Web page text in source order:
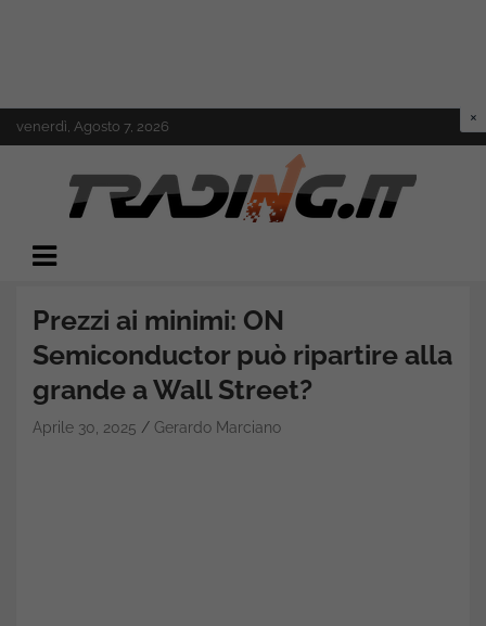
to
venerdì, Agosto 7, 2026
Trading.it
Prezzi ai minimi: ON
Semiconductor può ripartire alla
grande a Wall Street?
Aprile 30, 2025 Gerardo Marciano